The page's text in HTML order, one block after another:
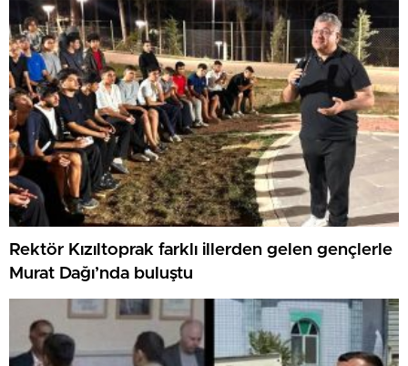
Rektör Kızıltoprak farklı illerden gelen gençlerle
Murat Dağı’nda buluştu